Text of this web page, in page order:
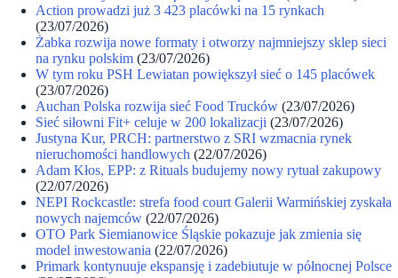
Action prowadzi już 3 423 placówki na 15 rynkach
(23/07/2026)
Żabka rozwija nowe formaty i otworzy najmniejszy sklep sieci
na rynku polskim (23/07/2026)
W tym roku PSH Lewiatan powiększył sieć o 145 placówek
(23/07/2026)
Auchan Polska rozwija sieć Food Trucków (23/07/2026)
Sieć siłowni Fit+ celuje w 200 lokalizacji (23/07/2026)
Justyna Kur, PRCH: partnerstwo z SRI wzmacnia rynek
nieruchomości handlowych (22/07/2026)
Adam Kłos, EPP: z Rituals budujemy nowy rytuał zakupowy
(22/07/2026)
NEPI Rockcastle: strefa food court Galerii Warmińskiej zyskała
nowych najemców (22/07/2026)
OTO Park Siemianowice Śląskie pokazuje jak zmienia się
model inwestowania (22/07/2026)
Primark kontynuuje ekspansję i zadebiutuje w północnej Polsce